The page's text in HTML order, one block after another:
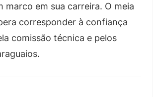
marco em sua carreira. O meia
corresponder à confiança
comissão técnica e pelos